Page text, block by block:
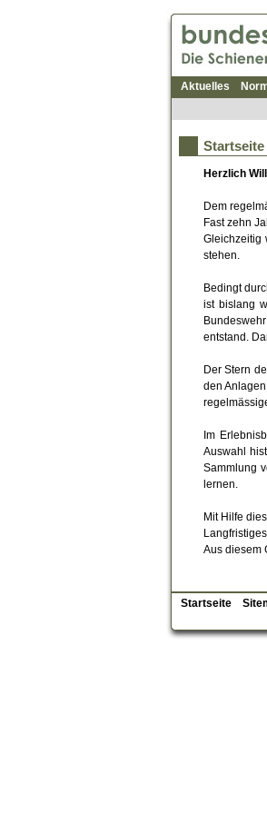
Aktuelles
Startseite
Herzlich
Dem
Fast zehn
Gleichzeitig
stehen.
Bedingt
ist bislang
entstand.
Der Stern
den
Im
Auswahl
Sammlung
lernen.
Mit Hilfe
Aus diesem
Startseite